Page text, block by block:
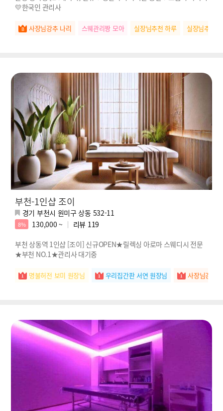
💛한국인 관리사
사장님강추 나리 스웨관리짱 모아 실장님추천 하루 실장님추천
부천-1인샵 조이
경기 부천시 원미구 상동 532-11
8% 130,000 ~ 리뷰 119
부천 상동역 1인샵 [조이] 신규OPEN★릴렉싱 아로마 스웨디시 전문
★부천 NO.1★관리사 대기중
명불허전 보미 원장님 우리집간판 서연 원장님 사장님강추